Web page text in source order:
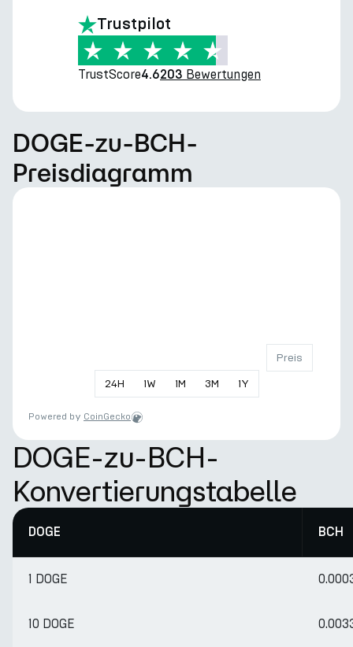
Trustpilot
TrustScore4.6203 Bewertungen
DOGE-zu-BCH-
Preisdiagramm
24H 1W 1M 3M 1Y
Preis
Powered by CoinGecko
DOGE-zu-BCH-
Konvertierungstabelle
DOGE BCH
1 DOGE
10 DOGE